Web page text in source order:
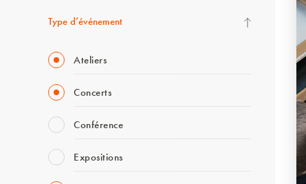
Type d’événement
Ateliers
Concerts
Conférence
Expositions